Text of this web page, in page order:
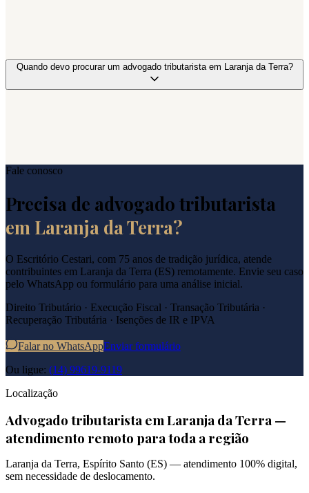
Quando devo procurar um advogado tributarista em Laranja da Terra?
Fale conosco
Precisa de advogado tributarista
em Laranja da Terra?
O Escritório Cestari, com 75 anos de tradição jurídica, atende
contribuintes em Laranja da Terra (ES) remotamente. Envie seu caso
pelo WhatsApp ou formulário para uma análise inicial.
Direito Tributário · Execução Fiscal · Transação Tributária ·
Recuperação Tributária · Isenções de IR e IPVA
Falar no WhatsAppEnviar formulário
Ou ligue: (14) 99619-9119
Localização
Advogado tributarista emLaranja da Terra —
atendimento remoto para toda a região
Laranja da Terra, Espírito Santo (ES) — atendimento 100% digital,
sem necessidade de deslocamento.